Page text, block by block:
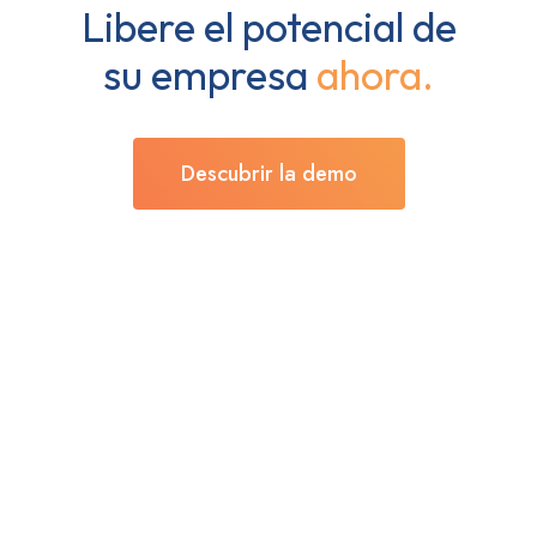
Libere el potencial de
su empresa ahora.
Descubrir la demo